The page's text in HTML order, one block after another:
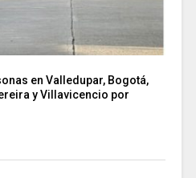
en Valledupar, Bogotá,
y Villavicencio por